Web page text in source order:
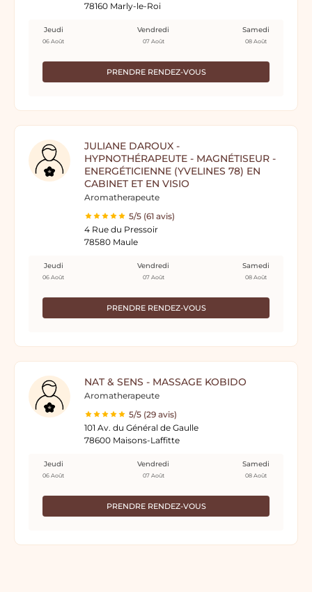
78160 Marly-le-Roi
PRENDRE RENDEZ-VOUS
Jeudi
06 Août
Vendredi
07 Août
Samedi
08 Août
JULIANE DAROUX -
HYPNOTHÉRAPEUTE - MAGNÉTISEUR -
ENERGÉTICIENNE (YVELINES 78) EN
CABINET ET EN VISIO
Aromatherapeute
5/5 (61 avis)
4 Rue du Pressoir
78580 Maule
PRENDRE RENDEZ-VOUS
Jeudi
06 Août
Vendredi
07 Août
Samedi
08 Août
NAT & SENS - MASSAGE KOBIDO
Aromatherapeute
5/5 (29 avis)
101 Av. du Général de Gaulle
78600 Maisons-Laffitte
PRENDRE RENDEZ-VOUS
Jeudi
06 Août
Vendredi
07 Août
Samedi
08 Août